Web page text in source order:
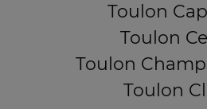
Toulon
Toulon
Toulon
Toulon